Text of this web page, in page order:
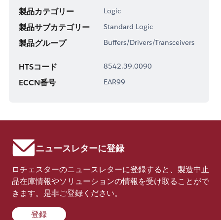
製品カテゴリー Logic
製品サブカテゴリー Standard Logic
製品グループ Buffers/Drivers/Transceivers
HTSコード 8542.39.0090
ECCN番号 EAR99
ニュースレターに登録
ロチェスターのニュースレターに登録すると、製造中止
品在庫情報やソリューションの情報を受け取ることがで
きます。是非ご登録ください。
登録